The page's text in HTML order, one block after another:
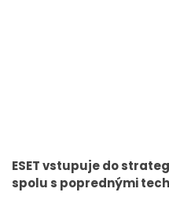
ESET vstupuje do
spolu s poprednými